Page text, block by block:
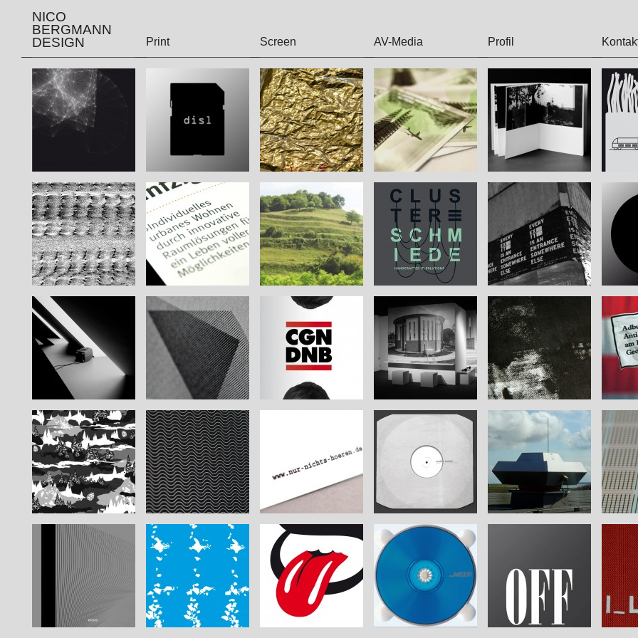
NICO
BERGMANN
DESIGN
Print Screen AV-Media Profil